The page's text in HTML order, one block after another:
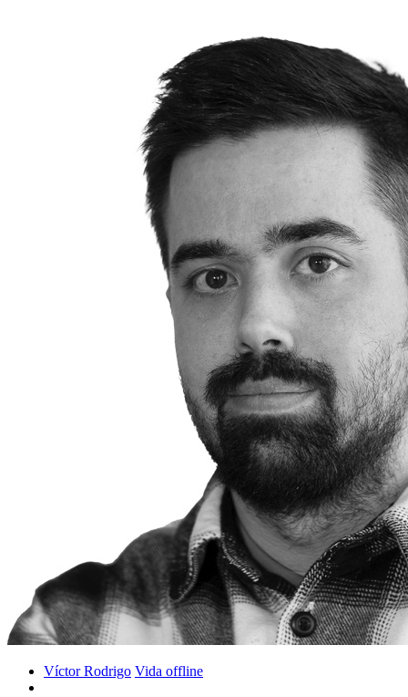
Víctor Rodrigo Vida offline